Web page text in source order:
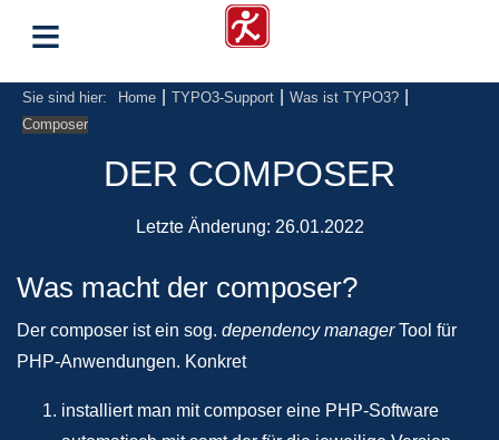
≡
Sie sind hier: Home TYPO3-Support Was ist TYPO3?
Composer
DER COMPOSER
Letzte Änderung: 26.01.2022
Was macht der composer?
Der composer ist ein sog. dependency managerTool für
PHP-Anwendungen. Konkret
installiert man mit composer eine PHP-Software